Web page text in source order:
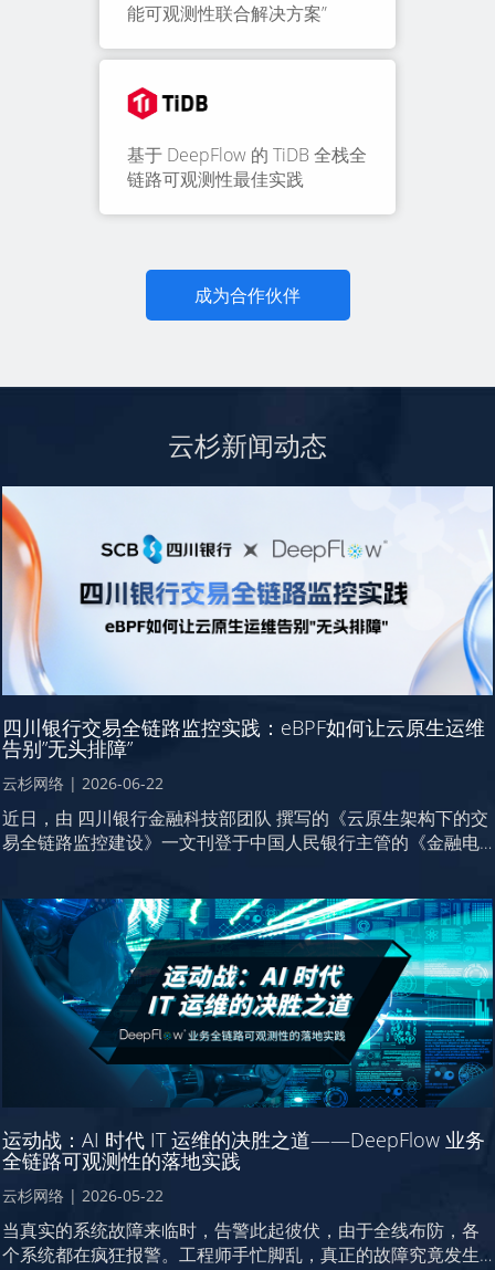
能可观测性联合解决方案”
基于 DeepFlow 的 TiDB 全栈全
链路可观测性最佳实践
成为合作伙伴
云杉新闻动态
四川银行交易全链路监控实践：eBPF如何让云原生运维
告别”无头排障”
云杉网络 | 2026-06-22
近日，由 四川银行金融科技部团队 撰写的《云原生架构下的交
易全链路监控建设》一文刊登于中国人民银行主管的《金融电
运动战：AI 时代 IT 运维的决胜之道——DeepFlow 业务
全链路可观测性的落地实践
云杉网络 | 2026-05-22
当真实的系统故障来临时，告警此起彼伏，由于全线布防，各
个系统都在疯狂报警。工程师手忙脚乱，真正的故障究竟发生